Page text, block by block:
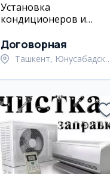
Установка
кондиционеров и
Договорная
Ташкент,